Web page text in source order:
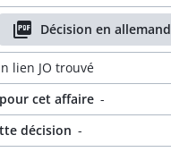
Décision en allemand
lien JO trouvé
cet affaire -
décision -